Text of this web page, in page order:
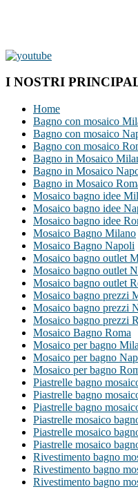
I NOSTRI
Home
Bagno con mosaico
Bagno con mosaico
Bagno con mosaico
Bagno in Mosaico
Bagno in Mosaico
Bagno in Mosaico
Mosaico bagno idee
Mosaico bagno idee
Mosaico bagno idee
Mosaico Bagno Milano
Mosaico Bagno Napoli
Mosaico bagno outlet
Mosaico bagno outlet
Mosaico bagno outlet
Mosaico bagno prezzi
Mosaico bagno prezzi
Mosaico bagno prezzi
Mosaico Bagno Roma
Mosaico per bagno
Mosaico per bagno
Mosaico per bagno
Piastrelle bagno
Piastrelle bagno
Piastrelle bagno
Piastrelle mosaico
Piastrelle mosaico
Piastrelle mosaico
Rivestimento bagno
Rivestimento bagno
Rivestimento bagno